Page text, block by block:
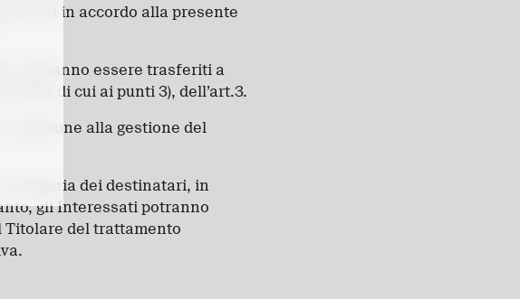
ed in accordo alla presente
potranno essere trasferiti a
di cui ai punti 3), dell’art.3.
relazione alla gestione del
categoria dei destinatari, in
gli Interessati potranno
Titolare del trattamento